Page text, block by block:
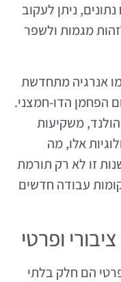
ניתן לעקוב
מגמות ולשפר
אנרגיה מתחדשת
הפחמן הדו-חמצני.
משקיעות
אלו, מה
זו לא רק תורמת
עבודה חדשים
ופרטי
הם חלק בלתי